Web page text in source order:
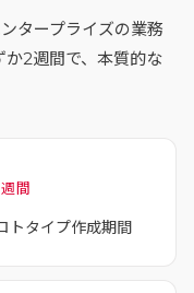
タープライズの業務
か2週間で、本質的な
週間
トタイプ作成期間